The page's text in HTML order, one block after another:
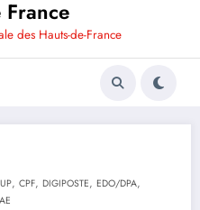
des Hauts-de-France
, CPF, DIGIPOSTE, EDO/DPA,